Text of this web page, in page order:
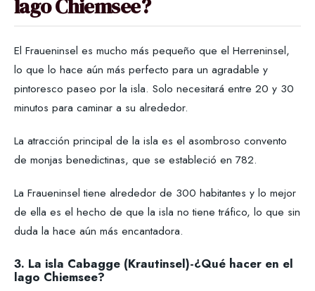
lago Chiemsee?
El Fraueninsel es mucho más pequeño que el Herreninsel,
lo que lo hace aún más perfecto para un agradable y
pintoresco paseo por la isla. Solo necesitará entre 20 y 30
minutos para caminar a su alrededor.
La atracción principal de la isla es el asombroso convento
de monjas benedictinas, que se estableció en 782.
La Fraueninsel tiene alrededor de 300 habitantes y lo mejor
de ella es el hecho de que la isla no tiene tráfico, lo que sin
duda la hace aún más encantadora.
3. La isla Cabagge (Krautinsel)-¿Qué hacer en el
lago Chiemsee?